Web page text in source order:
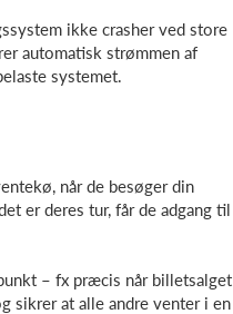
ikke crasher ved store
automatisk strømmen af
systemet.
når de besøger din
er deres tur, får de adgang til
– fx præcis når billetsalget
sikrer at alle andre venter i en